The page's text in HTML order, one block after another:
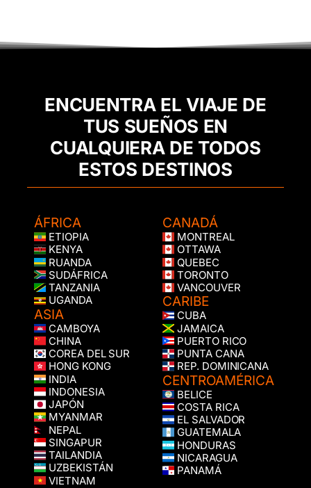
ENCUENTRA EL VIAJE DE
TUS SUEÑOS EN
CUALQUIERA DE TODOS
ESTOS DESTINOS
ÁFRICA
ETIOPIA
KENYA
RUANDA
SUDÁFRICA
TANZANIA
UGANDA
ASIA
CAMBOYA
CHINA
COREA DEL SUR
HONG KONG
INDIA
INDONESIA
JAPÓN
MYANMAR
NEPAL
SINGAPUR
TAILANDIA
UZBEKISTÁN
VIETNAM
CANADÁ
MONTREAL
OTTAWA
QUEBEC
TORONTO
VANCOUVER
CARIBE
CUBA
JAMAICA
PUERTO RICO
PUNTA CANA
REP. DOMINICANA
CENTROAMÉRICA
BELICE
COSTA RICA
EL SALVADOR
GUATEMALA
HONDURAS
NICARAGUA
PANAMÁ